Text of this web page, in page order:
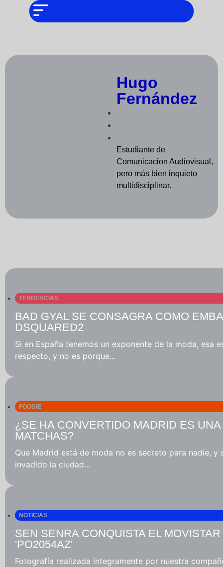
Cultura
Mix
series
Barras
Mes
Música
PERO IGUAL
Hugo
Fernández
Estudiante de
Comunicacion Audiovisual,
pero más bien inquieto
multidisciplinar.
TENDENCIAS
BAD GYAL SE CONSAGRA COMO
DSQUARED2
Si en España tenemos un exponente de la moda, esa
respecto, y no es porque...
FOODIE
¿SE HA CONVERTIDO MADRID ES
MATCHAS?
Que Madrid está de moda no es secreto para nadie,
invadido la ciudad...
NOTICIAS
SEN SENRA CONQUISTA EL
'PO2054AZ'
Fotografía realizada íntegramente por nuestra